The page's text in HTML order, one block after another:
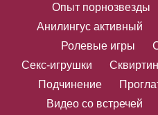
Опыт порнозвезды
Анилингус активный
Ролевые игры
Секс-игрушки
Подчинение
Видео со встречей